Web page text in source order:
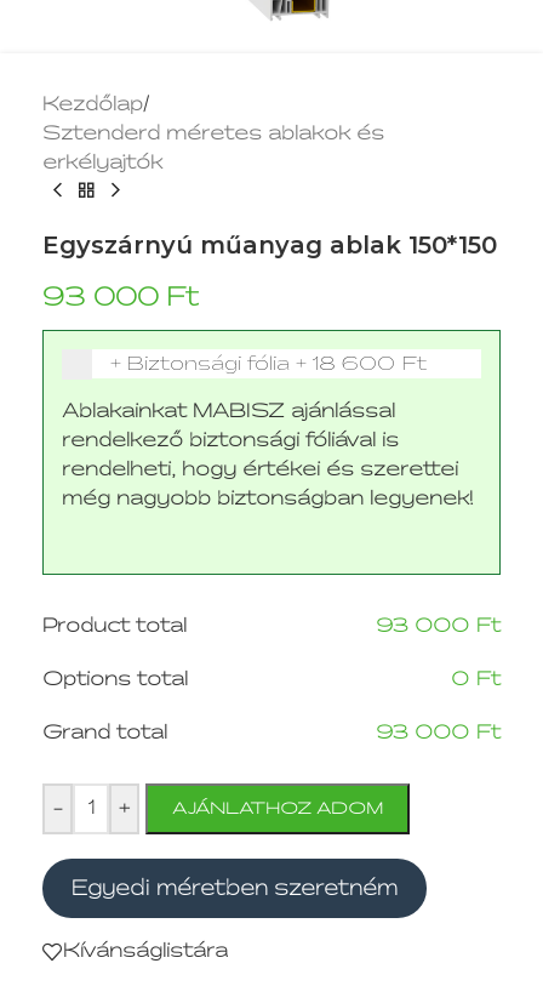
Kezdőlap/
Sztenderd méretes ablakok és
erkélyajtók
Egyszárnyú műanyag ablak 150*150
93 000 Ft
+ Biztonsági fólia + 18 600 Ft
Ablakainkat MABISZ ajánlással
rendelkező biztonsági fóliával is
rendelheti, hogy értékei és szerettei
még nagyobb biztonságban legyenek!
Product total 93 000 Ft
Options total 0 Ft
Grand total 93 000 Ft
- + AJÁNLATHOZ ADOM
Egyedi méretben szeretném
Kívánságlistára